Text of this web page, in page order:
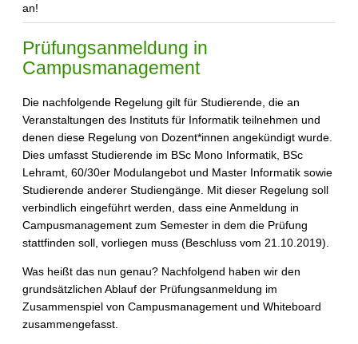
an!
Prüfungsanmeldung in
Campusmanagement
Die nachfolgende Regelung gilt für Studierende, die an
Veranstaltungen des Instituts für Informatik teilnehmen und
denen diese Regelung von Dozent*innen angekündigt wurde.
Dies umfasst Studierende im BSc Mono Informatik, BSc
Lehramt, 60/30er Modulangebot und Master Informatik sowie
Studierende anderer Studiengänge. Mit dieser Regelung soll
verbindlich eingeführt werden, dass eine Anmeldung in
Campusmanagement zum Semester in dem die Prüfung
stattfinden soll, vorliegen muss (Beschluss vom 21.10.2019).
Was heißt das nun genau? Nachfolgend haben wir den
grundsätzlichen Ablauf der Prüfungsanmeldung im
Zusammenspiel von Campusmanagement und Whiteboard
zusammengefasst.